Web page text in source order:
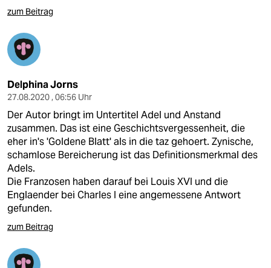
zum Beitrag
Delphina Jorns
27.08.2020 , 06:56 Uhr
Der Autor bringt im Untertitel Adel und Anstand
zusammen. Das ist eine Geschichtsvergessenheit, die
eher in's 'Goldene Blatt' als in die taz gehoert. Zynische,
schamlose Bereicherung ist das Definitionsmerkmal des
Adels.
Die Franzosen haben darauf bei Louis XVI und die
Englaender bei Charles I eine angemessene Antwort
gefunden.
zum Beitrag